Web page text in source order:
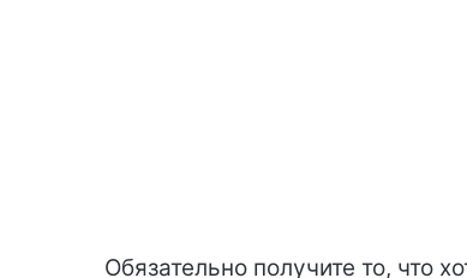
Обязательно получите то, что